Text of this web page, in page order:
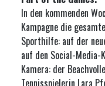
In den kommenden
Kampagne die
Sporthilfe: auf der
auf den Social-Media-
Kamera: der
Tennisspielerin Lara